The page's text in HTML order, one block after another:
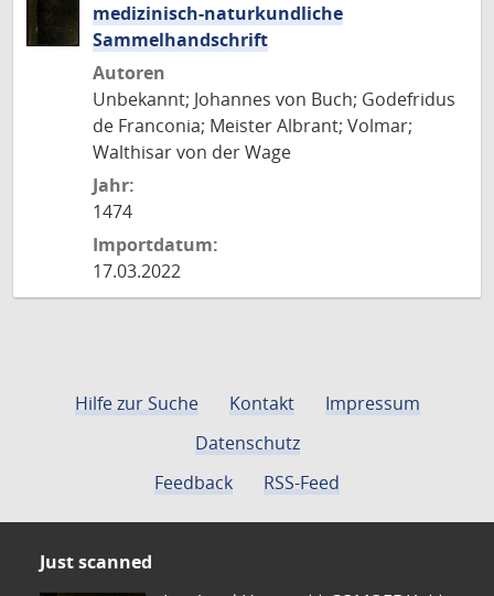
medizinisch-naturkundliche
Sammelhandschrift
Autoren
Unbekannt; Johannes von Buch; Godefridus
de Franconia; Meister Albrant; Volmar;
Walthisar von der Wage
Jahr:
1474
Importdatum:
17.03.2022
Hilfe zur Suche Kontakt
Impressum
Datenschutz
Feedback
RSS-Feed
Just scanned